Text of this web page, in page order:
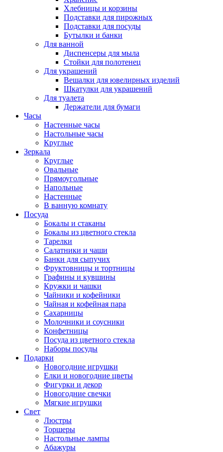
Хлебницы и корзины
Подставки для пирожных
Подставки для посуды
Бутылки и банки
Для ванной
Диспенсеры для мыла
Стойки для полотенец
Для украшений
Вешалки для ювелирных изделий
Шкатулки для украшений
Для туалета
Держатели для бумаги
Часы
Настенные часы
Настольные часы
Круглые
Зеркала
Круглые
Овальные
Прямоугольные
Напольные
Настенные
В ванную комнату
Посуда
Бокалы и стаканы
Бокалы из цветного стекла
Тарелки
Салатники и чаши
Банки для сыпучих
Фруктовницы и тортницы
Графины и кувшины
Кружки и чашки
Чайники и кофейники
Чайная и кофейная пара
Сахарницы
Молочники и соусники
Конфетницы
Посуда из цветного стекла
Наборы посуды
Подарки
Новогодние игрушки
Елки и новогодние цветы
Фигурки и декор
Новогодние свечки
Мягкие игрушки
Свет
Люстры
Торшеры
Настольные лампы
Абажуры